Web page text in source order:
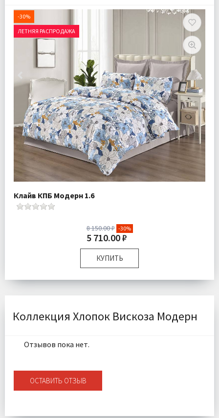
-30%
ЛЕТНЯЯ РАСПРОДАЖА
Клайв КПБ Модерн 1.6
8 150.00 ₽ -30%
5 710.00 ₽
КУПИТЬ
Размер:
Полутороспальный
Ткань:
Доставка:
Бесплатно
Коллекция Хлопок Вискоза Модерн
Отзывов пока нет.
ОСТАВИТЬ ОТЗЫВ